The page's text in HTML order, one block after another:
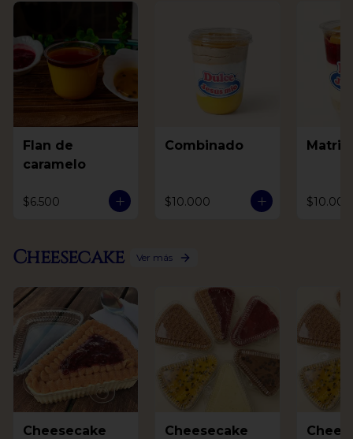
Flan de
caramelo
$6.500
Combinado
$10.000 $10.000
Cheesecake Ver más
Cheesecake
Cheesecake